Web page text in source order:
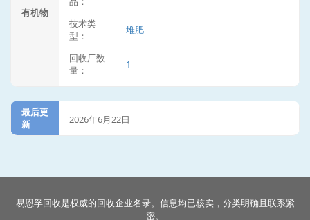
有机物
技术类
型：
堆肥
回收厂数
量：
1
最后更
新
2026年6月22日
易恩孚回收是权威的回收企业名录。信息均已核实，分类明确且联系紧
密。